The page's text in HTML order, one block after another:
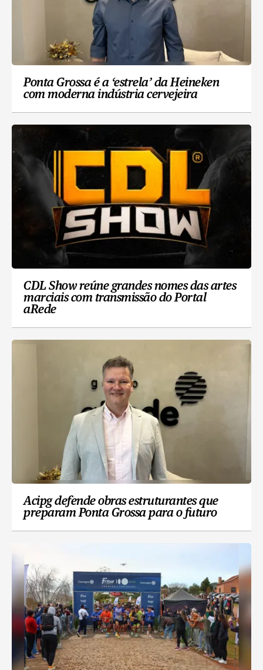
Ponta Grossa é a ‘estrela’ da Heineken
com moderna indústria cervejeira
CDL Show reúne grandes nomes das artes
marciais com transmissão do Portal
aRede
Acipg defende obras estruturantes que
preparam Ponta Grossa para o futuro